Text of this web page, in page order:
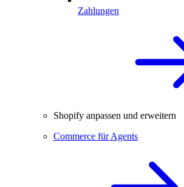
Zahlungen
Shopify anpassen und erweitern
Commerce für Agents